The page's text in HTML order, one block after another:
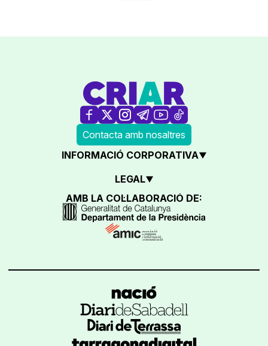
Contacta amb nosaltres
INFORMACIÓ CORPORATIVA
LEGAL
AMB LA COL·LABORACIÓ DE: